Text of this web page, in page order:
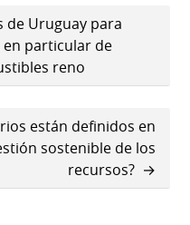
de Uruguay para
particular de
reno
están definidos en
sostenible de los
recursos?